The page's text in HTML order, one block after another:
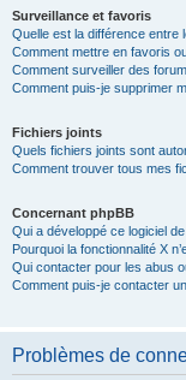
Surveillance et favoris
Quelle est la différence entre
Comment mettre en favoris
Comment surveiller des
Comment puis-je supprimer
Fichiers joints
Quels fichiers joints sont
Comment trouver tous mes
Concernant phpBB
Qui a développé ce logiciel
Pourquoi la fonctionnalité X
Qui contacter pour les abus
Comment puis-je contacter
Problèmes de